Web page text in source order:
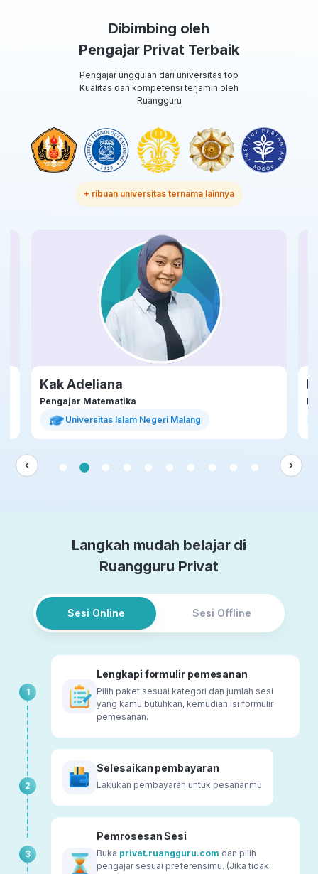
Dibimbing oleh
Pengajar Privat Terbaik
Pengajar unggulan dari universitas top
Kualitas dan kompetensi terjamin oleh
Ruangguru
+ ribuan universitas ternama lainnya
Kak Adeliana
Pengajar Matematika
Universitas Islam Negeri Malang
Langkah mudah belajar di
Ruangguru Privat
Sesi Online Sesi Offline
1
Lengkapi formulir pemesanan
Pilih paket sesuai kategori dan jumlah sesi
yang kamu butuhkan, kemudian isi formulir
pemesanan.
2
Selesaikan pembayaran
Lakukan pembayaran untuk pesananmu
3
Pemrosesan Sesi
Buka privat.ruangguru.com dan pilih
pengajar sesuai preferensimu. (Jika tidak